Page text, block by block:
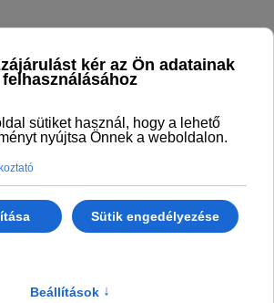
Pályázataink
21-2021-00001 sz. KKV